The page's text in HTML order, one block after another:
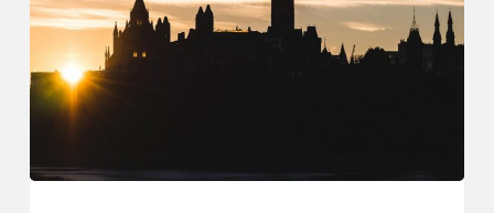
le
gouvernement
ne
protège